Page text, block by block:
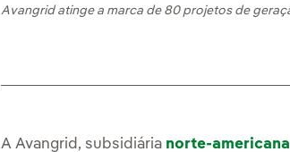
Avangrid atinge a marca de 80 projetos de
A Avangrid, subsidiária norte-